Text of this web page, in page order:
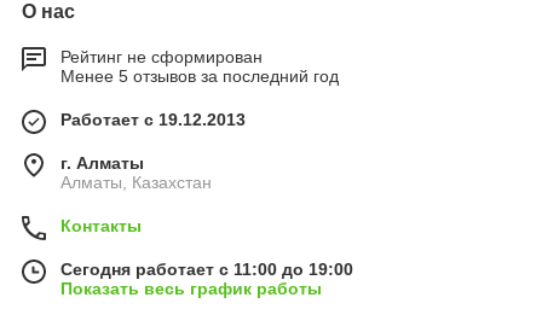
О нас
Рейтинг не сформирован
Менее 5 отзывов за последний год
Работает с 19.12.2013
г. Алматы
Алматы, Казахстан
Контакты
Сегодня работает с 11:00 до 19:00
Показать весь график работы